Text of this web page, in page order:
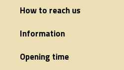
How to reach us
Information
Opening time